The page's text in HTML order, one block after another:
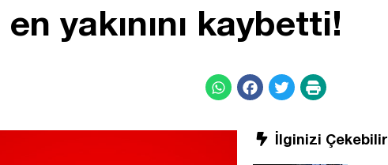
yakınını kaybetti!
İlginizi Çekebilir